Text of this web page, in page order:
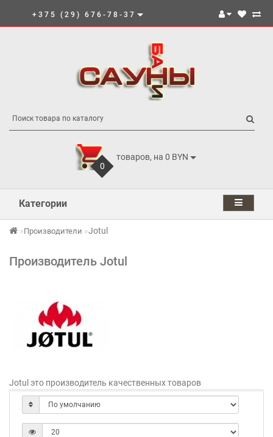
+375 (29) 676-78-37
0
товаров, на 0 BYN
Категории
Производители Jotul
Производитель Jotul
Jotul это производитель качественных товаров